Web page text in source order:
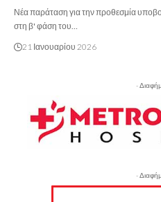
Νέα παράταση για την προθεσμία
στη β' φάση του…
21 Ιανουαρίου 2026
-
-